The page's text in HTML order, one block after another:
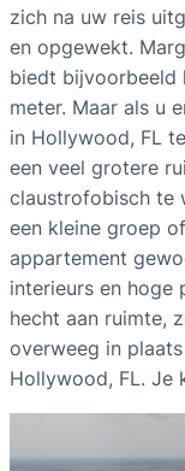
zich na uw reis
en opgewekt.
biedt bijvoorbeeld
meter. Maar als u
in Hollywood, FL
een veel grotere
claustrofobisch te
een kleine groep
appartement
interieurs en hoge
hecht aan ruimte,
overweeg in
Hollywood, FL. Je